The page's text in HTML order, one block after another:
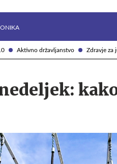
Aktivno državljanstvo Zdravje za